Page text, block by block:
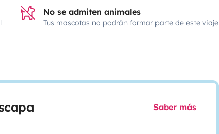
No se admiten animales
Tus mascotas no podrán formar parte de este viaje
Saber más